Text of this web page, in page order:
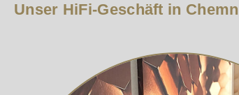
Flachkopf Innensechskantschrauben
Unser HiFi-Geschäft in